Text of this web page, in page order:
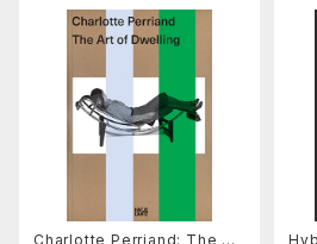
Charlotte Perriand: The Art